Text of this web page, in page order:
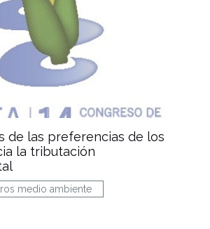
de las preferencias de los
la tributación
medio ambiente